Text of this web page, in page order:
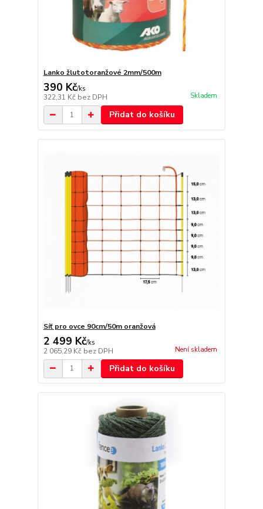
Lanko žlutotoranžové 2mm/500m
390 Kč/ks
322,31 Kč bez DPH Skladem
Přidat do košíku
Síť pro ovce 90cm/50m oranžová
2 499 Kč/ks
2 065,29 Kč bez DPH Není skladem
Přidat do košíku